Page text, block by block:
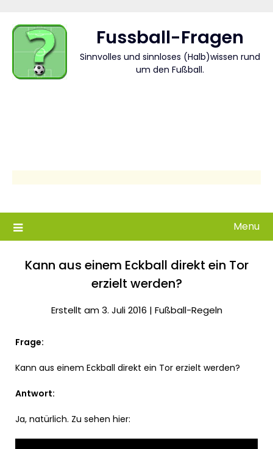
content
Fussball-Fragen
Sinnvolles und sinnloses (Halb)wissen rund
um den Fußball.
Menu
Kann aus einem Eckball direkt ein Tor
erzielt werden?
Erstellt am 3. Juli 2016 | Fußball-Regeln
Frage:
Kann aus einem Eckball direkt ein Tor erzielt werden?
Antwort:
Ja, natürlich. Zu sehen hier: